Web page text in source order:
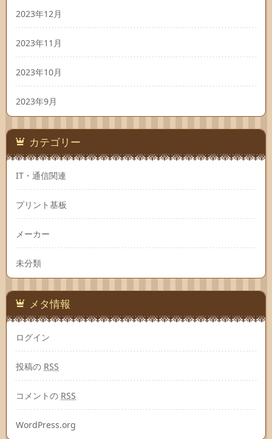
2023年12月
2023年11月
2023年10月
2023年9月
カテゴリー
IT・通信関連
プリント基板
メーカー
未分類
メタ情報
ログイン
投稿の RSS
コメントの RSS
WordPress.org